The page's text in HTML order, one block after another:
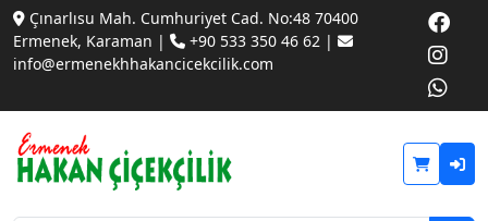
Çınarlısu Mah. Cumhuriyet Cad. No:48 70400
Ermenek, Karaman |
+90 533 350 46 62 |
info@ermenekhhakancicekcilik.com